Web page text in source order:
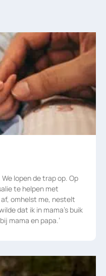
lopen de trap op. Op
te helpen met
omhelst me, nestelt
dat ik in mama’s buik
mama en papa.’